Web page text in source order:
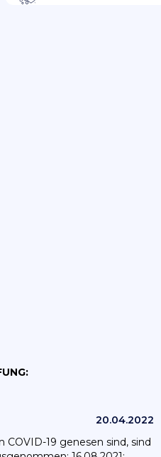
20.04.2022
COVID-19 genesen sind, sind